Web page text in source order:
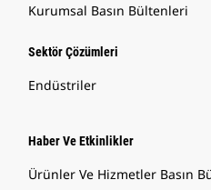
Kurumsal Basın Bültenleri
Sektör Çözümleri
Endüstriler
Haber Ve Etkinlikler
Ürünler Ve Hizmetler Basın